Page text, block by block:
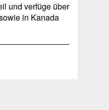
und verfüge über
in Kanada